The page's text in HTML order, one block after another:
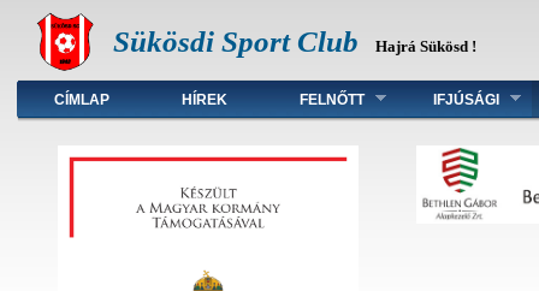
Sükösdi Sport Club Hajrá Sükösd !
Főmenü
CÍMLAP HÍREK FELNŐTT IFJÚSÁGI